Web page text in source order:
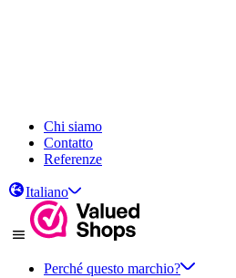
Chi siamo
Contatto
Referenze
Italiano
Perché questo marchio?